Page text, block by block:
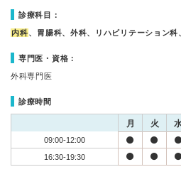
診療科目：
内科、胃腸科、外科、リハビリテーション科
専門医・資格：
外科専門医
診療時間
月 火
09:00-12:00
16:30-19:30